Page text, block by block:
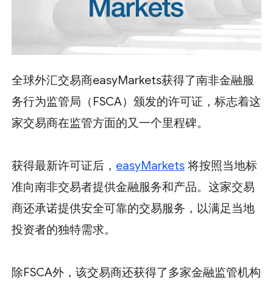
全球外汇交易商easyMarkets获得了南非金融服
务行为监管局（FSCA）颁发的许可证，标志着这
家交易商在监管方面的又一个里程碑。
获得最新许可证后， easyMarkets 将按照当地标
准向南非交易者提供金融服务和产品。这家交易
商还承诺提供安全可靠的交易服务，以满足当地
投资者的独特需求。
除FSCA外，该交易商还获得了多家金融监管机构